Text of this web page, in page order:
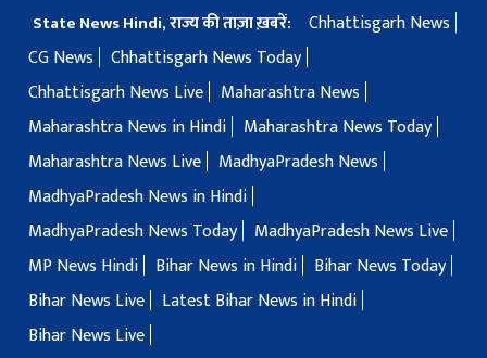
State News Hindi, राज्य की ताज़ा ख़बरें:
Chhattisgarh News
CG News
Chhattisgarh News Today
Chhattisgarh News Live
Maharashtra News
Maharashtra News in Hindi
Maharashtra News Today
Maharashtra News Live
MadhyaPradesh News
MadhyaPradesh News in Hindi
MadhyaPradesh News Today
MadhyaPradesh News Live
MP News Hindi
Bihar News in Hindi
Bihar News Today
Bihar News Live
Latest Bihar News in Hindi
Bihar News Live